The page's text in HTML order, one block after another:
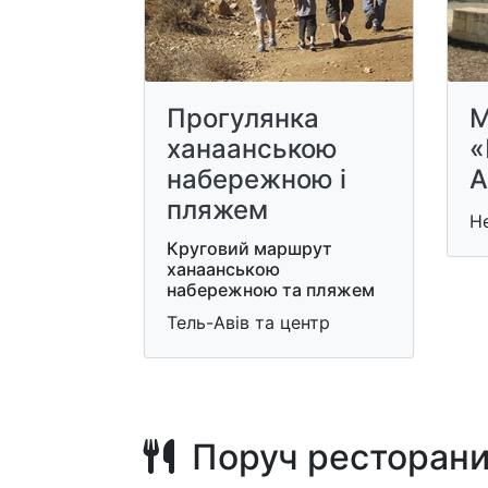
Прогулянка
ханаанською
набережною і
пляжем
Круговий маршрут
ханаанською
набережною та пляжем
Тель-Авів та центр
Поруч